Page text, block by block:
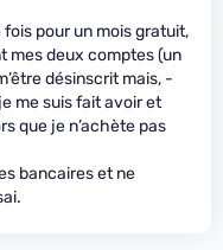
fois pour un mois gratuit,
mes deux comptes (un
désinscrit mais, -
me suis fait avoir et
que je n’achète pas
bancaires et ne